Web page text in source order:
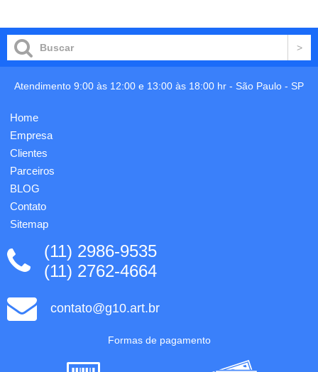
bolso
para
notebook
15,6.
internas
para
acessórios,
a
mochila
...
no
Suporte
pendurar.
Atendimento 9:00 às 12:00 e 13:00 às 18:00 hr - São Paulo - SP
Home
Empresa
Clientes
Parceiros
BLOG
Contato
Sitemap
(11) 2986-9535
(11) 2762-4664
contato@g10.art.br
Formas de pagamento